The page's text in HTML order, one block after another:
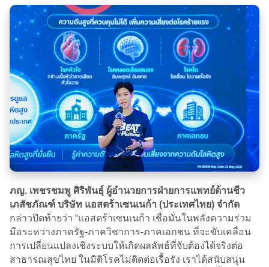
ภญ. เพชรชมพู ศิริพันธุ์ ผู้อำนวยการฝ่ายการแพทย์ด้านชีว
เภสัชภัณฑ์ บริษัท แอสตร้าเซนเนก้า (ประเทศไทย) จำกัด
กล่าวปิดท้ายว่า “แอสตร้าเซนเนก้า เชื่อมั่นในพลังความร่วม
มือระหว่างภาครัฐ-ภาควิชาการ-ภาคเอกชน ที่จะขับเคลื่อน
การเปลี่ยนแปลงเชิงระบบให้เกิดผลลัพธ์ที่จับต้องได้จริงต่อ
สาธารณสุขไทย ในมิติโรคไม่ติดต่อเรื้อรัง เราได้สนับสนุน